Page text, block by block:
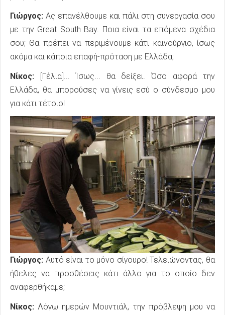
Γιώργος: Ας επανέλθουμε και πάλι στη συνεργασία σου
με την Great South Bay. Ποια είναι τα επόμενα σχέδια
σου; Θα πρέπει να περιμένουμε κάτι καινούργιο, ίσως
ακόμα και κάποια επαφή-πρόταση με Ελλάδα;
Νίκος: [Γέλια]... Ίσως... θα δείξει. Όσο αφορά την
Ελλάδα, θα μπορούσες να γίνεις εσύ ο σύνδεσμο μου
για κάτι τέτοιο!
Γιώργος: Αυτό είναι το μόνο σίγουρο! Τελειώνοντας, θα
ήθελες να προσθέσεις κάτι άλλο για το οποίο δεν
αναφερθήκαμε;
Νίκος: Λόγω ημερών Μουντιάλ, την πρόβλεψη μου να